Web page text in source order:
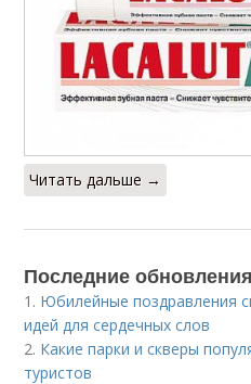
Читать дальше →
Последние
1. Юбилейные поздравления
идей для сердечных слов
2. Какие парки и скверы
туристов